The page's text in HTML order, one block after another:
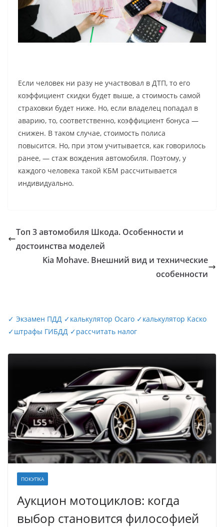
Если человек ни разу не участвовал в ДТП, то его
коэффициент скидки будет выше, а стоимость самой
страховки будет ниже. Но, если владелец попадал в
аварию, то, соответственно, коэффициент бонуса —
снижен. В таком случае, стоимость полиса
повысится. Но, при этом учитывается, как говорилось
ранее, — стаж вождения автомобиля. Поэтому, у
каждого человека такой КБМ рассчитывается
индивидуально.
Топ 3 автомобиля Шкода. Особенности и
достоинства моделей
Kia Mohave. Внешний вид и технические
особенности
✓ Экзамен ПДД ✓калькулятор Осаго ✓калькулятор Каско
✓штрафы ГИБДД ✓рассчитать налог
ПОКУПКА
Аукцион мотоциклов: когда
выбор становится философией